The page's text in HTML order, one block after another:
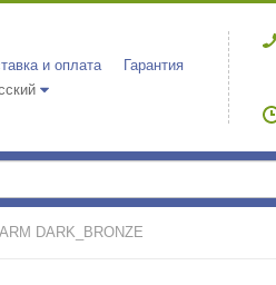
и оплата
Гарантия
DARK_BRONZE